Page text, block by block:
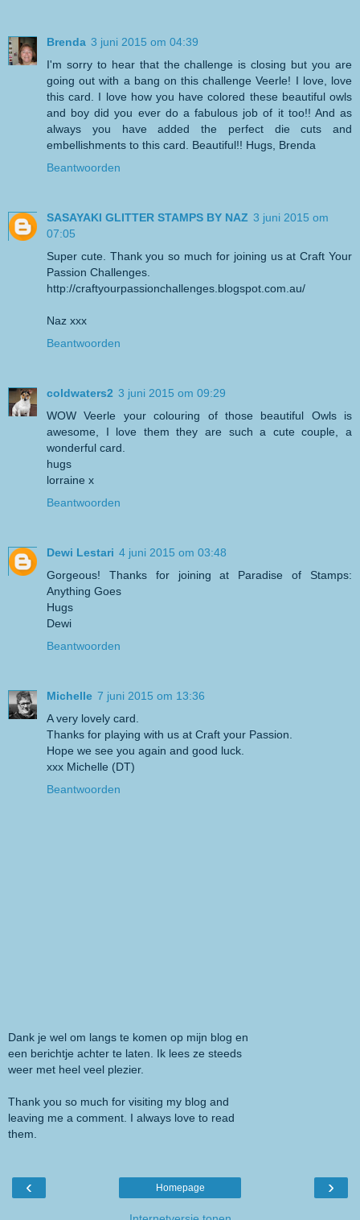
Brenda 3 juni 2015 om 04:39
I'm sorry to hear that the challenge is closing but you are
going out with a bang on this challenge Veerle! I love, love
this card. I love how you have colored these beautiful owls
and boy did you ever do a fabulous job of it too!! And as
always you have added the perfect die cuts and
embellishments to this card. Beautiful!! Hugs, Brenda
Beantwoorden
SASAYAKI GLITTER STAMPS BY NAZ 3 juni 2015 om
07:05
Super cute. Thank you so much for joining us at Craft Your
Passion Challenges.
http://craftyourpassionchallenges.blogspot.com.au/
Naz xxx
Beantwoorden
coldwaters2 3 juni 2015 om 09:29
WOW Veerle your colouring of those beautiful Owls is
awesome, I love them they are such a cute couple, a
wonderful card.
hugs
lorraine x
Beantwoorden
Dewi Lestari 4 juni 2015 om 03:48
Gorgeous! Thanks for joining at Paradise of Stamps:
Anything Goes
Hugs
Dewi
Beantwoorden
Michelle 7 juni 2015 om 13:36
A very lovely card.
Thanks for playing with us at Craft your Passion.
Hope we see you again and good luck.
xxx Michelle (DT)
Beantwoorden
Dank je wel om langs te komen op mijn blog en
een berichtje achter te laten. Ik lees ze steeds
weer met heel veel plezier.
Thank you so much for visiting my blog and
leaving me a comment. I always love to read
them.
‹ ›
Homepage